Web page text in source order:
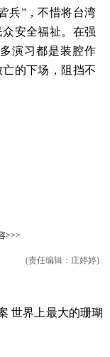
兵”，不惜将台湾
安全福祉。在强
演习都是装腔作
的下场，阻挡不
>>>
(责任编辑：庄婷婷)
世界上最大的珊瑚